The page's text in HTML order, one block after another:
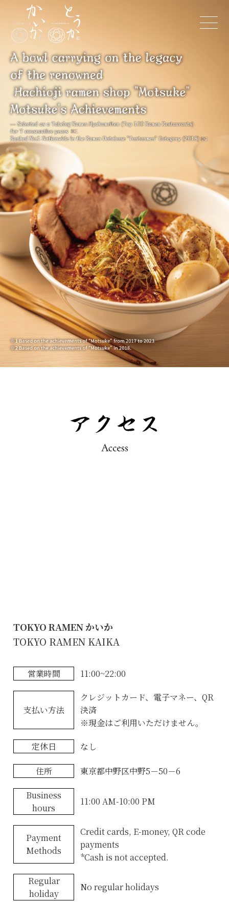
TOKYO RAMEN かいか
TOKYO RAMEN KAIKA
営業時間 11:00~22:00
支払い方法
クレジットカード、電子マネー、QR
決済
※現金はご利用いただけません。
定休日 なし
住所 東京都中野区中野5－50－6
Business
hours
11:00 AM-10:00 PM
Payment
Methods
Credit cards, E-money, QR code
payments
*Cash is not accepted.
Regular
holiday
No regular holidays